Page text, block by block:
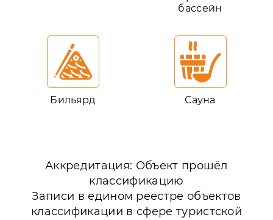
бассейн
Бильярд Сауна
Аккредитация: Объект прошёл
классификацию
Записи в едином реестре объектов
классификации в сфере туристской